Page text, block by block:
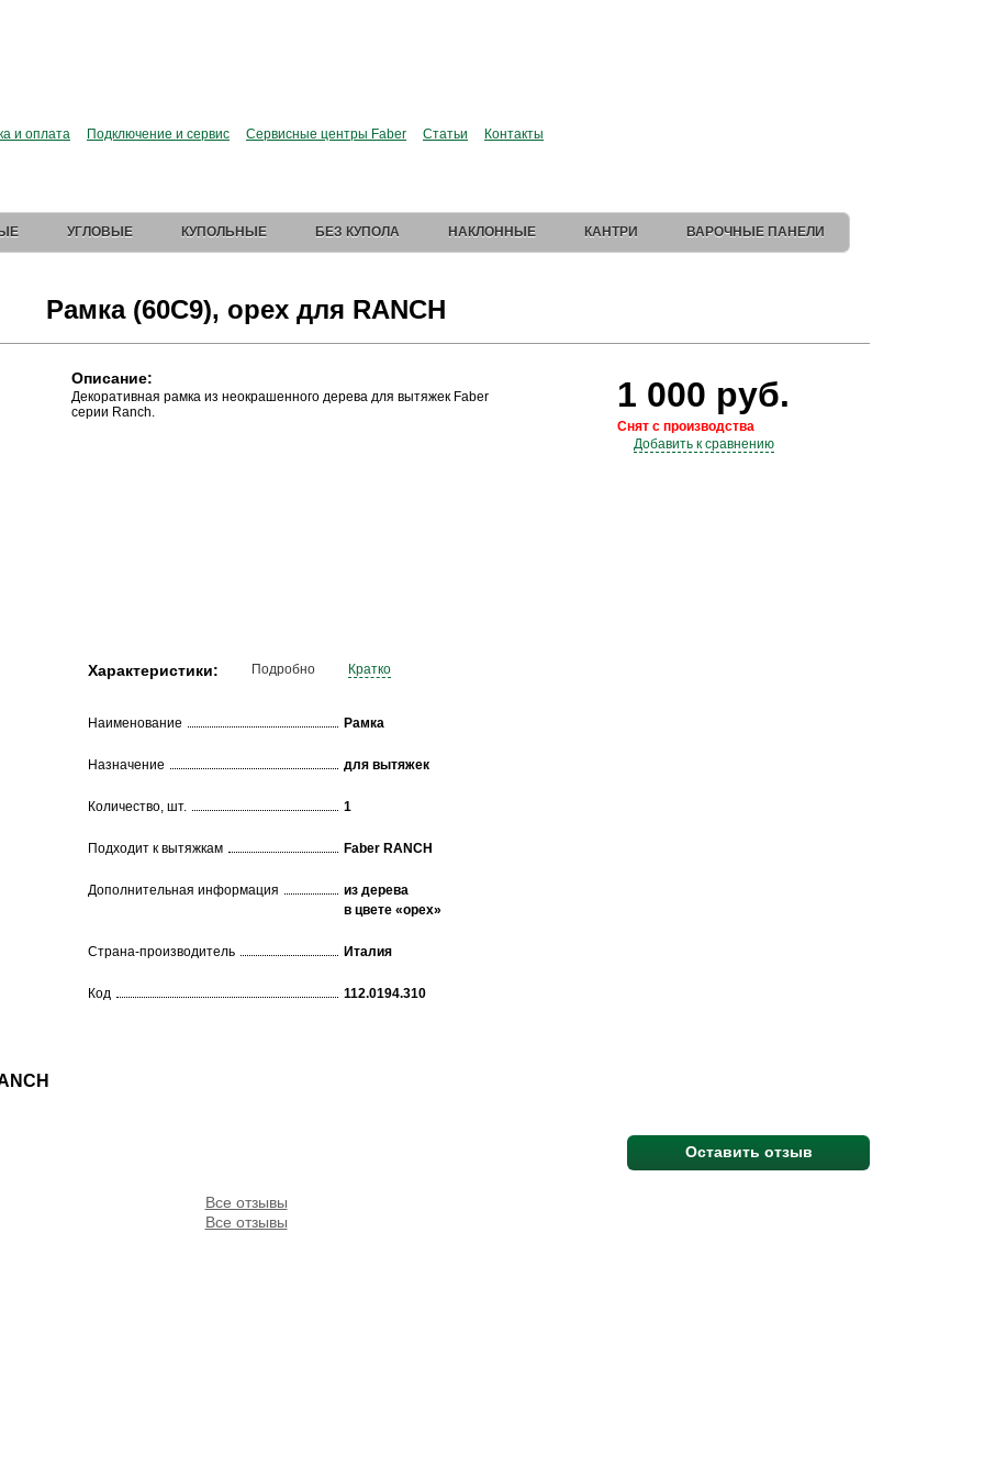
и оплата Подключение и сервис Сервисные центры Faber Статьи Контакты
УГЛОВЫЕ КУПОЛЬНЫЕ БЕЗ КУПОЛА НАКЛОННЫЕ КАНТРИ ВАРОЧНЫЕ ПАНЕЛИ
Рамка (60С9), орех для RANCH
Описание:
Декоративная рамка из неокрашенного дерева для вытяжек Faber
серии Ranch.
1 000 руб.
Снят с производства
Добавить к сравнению
Характеристики: Подробно Кратко
Рамка
Наименование
для вытяжек
Назначение
1
Количество, шт.
Faber RANCH
Подходит к вытяжкам
из дерева
в цвете «орех»
Дополнительная информация
Италия
Страна-производитель
112.0194.310
Код
Оставить отзыв
Все отзывы
Все отзывы